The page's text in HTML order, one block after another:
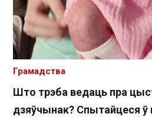
Што трэба ведаць пра
дзяўчынак? Спытайцеся
Грамадства